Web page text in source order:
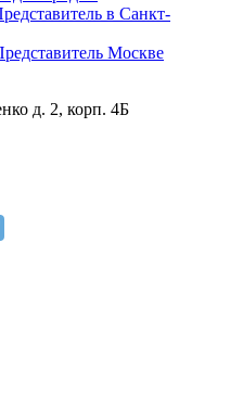
в Санкт-
Москве
д. 2, корп. 4Б